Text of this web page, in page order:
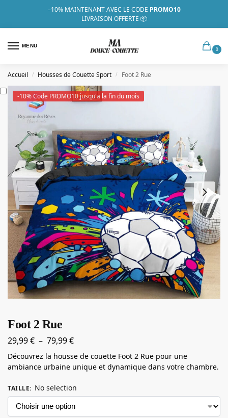
–10% MAINTENANT AVEC LE CODE PROMO10
LIVRAISON OFFERTE 📦
MENU
0
Accueil / Housses de Couette Sport / Foot 2 Rue
-10% Code PROMO10 jusqu'a la fin du mois
Foot 2 Rue
29,99€ – 79,99€
Découvrez la housse de couette Foot 2 Rue pour une
ambiance urbaine unique et dynamique dans votre chambre.
TAILLE: No selection